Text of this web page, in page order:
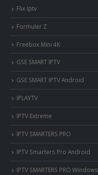
Flix Iptv
Formuler Z
Freebox Mini 4K
‎GSE SMART IPTV
GSE SMART IPTV Android
IPLAYTV
IPTV Extreme
IPTV SMARTERS PRO
IPTV Smarters Pro Android
IPTV SMARTERS PRO Windows